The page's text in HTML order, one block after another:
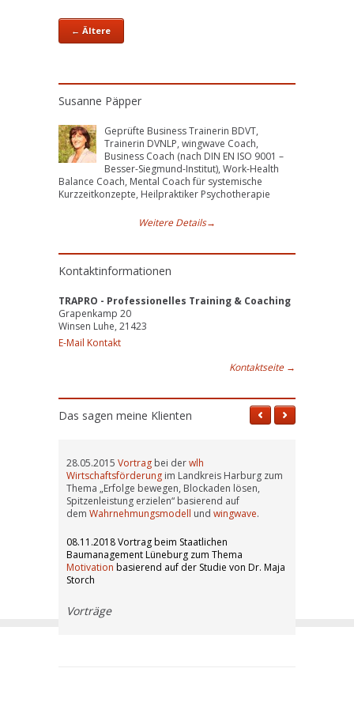
← Ältere
Susanne Päpper
Geprüfte Business Trainerin BDVT,
Trainerin DVNLP, wingwave Coach,
Business Coach (nach DIN EN ISO 9001 –
Besser-Siegmund-Institut), Work-Health
Balance Coach, Mental Coach für systemische
Kurzzeitkonzepte, Heilpraktiker Psychotherapie
Weitere Details→
Kontaktinformationen
TRAPRO - Professionelles Training & Coaching
Grapenkamp 20
Winsen Luhe, 21423
E-Mail Kontakt
Kontaktseite →
Das sagen meine Klienten
28.05.2015 Vortrag bei derwlh
Wirtschaftsförderung im Landkreis Harburg zum
Thema „Erfolge bewegen, Blockaden lösen,
Spitzenleistung erzielen“ basierend auf
dem Wahrnehmungsmodell und wingwave.
08.11.2018 Vortrag beim Staatlichen
Baumanagement Lüneburg zum Thema
Motivation basierend auf der Studie von Dr. Maja
Storch
Vorträge